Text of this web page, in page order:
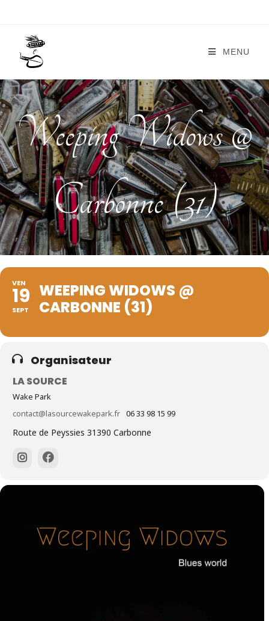
MENU
Weeping Widows @
Carbonne (31)
VEN
19
SEPT
WEEPING WIDOWS @
CARBONNE (31)
Organisateur
LA SOURCE
Wake Park
contact@lasourcewakepark.fr 06 33 98 15 99
Route de Peyssies 31390 Carbonne